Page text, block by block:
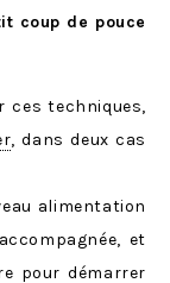
coup de pouce
ces techniques,
, dans deux cas
alimentation
et
pour démarrer